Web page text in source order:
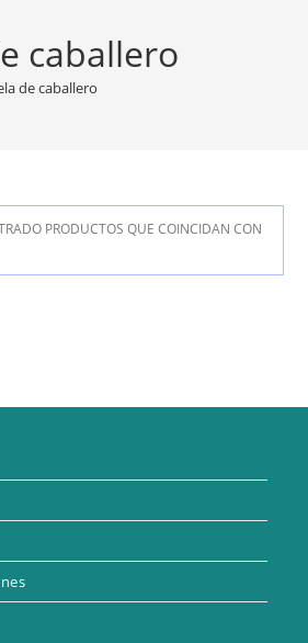
caballero
de caballero
PRODUCTOS QUE COINCIDAN CON